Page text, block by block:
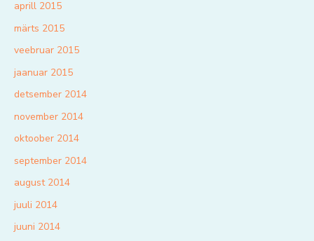
aprill 2015
märts 2015
veebruar 2015
jaanuar 2015
detsember 2014
november 2014
oktoober 2014
september 2014
august 2014
juuli 2014
juuni 2014